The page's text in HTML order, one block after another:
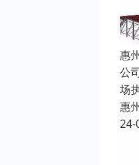
惠
公
场
惠
24-